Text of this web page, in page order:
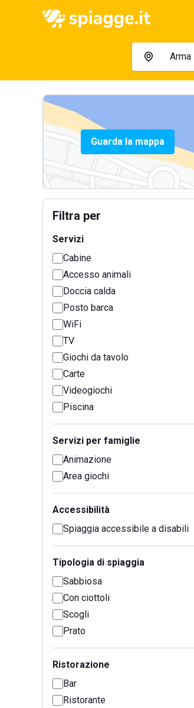
Guarda la mappa
Filtra per
Servizi
Cabine
Accesso animali
Doccia calda
Posto barca
WiFi
TV
Giochi da tavolo
Carte
Videogiochi
Piscina
Servizi per famiglie
Animazione
Area giochi
Accessibilità
Spiaggia accessibile a disabili
Tipologia di spiaggia
Sabbiosa
Con ciottoli
Scogli
Prato
Ristorazione
Bar
Ristorante